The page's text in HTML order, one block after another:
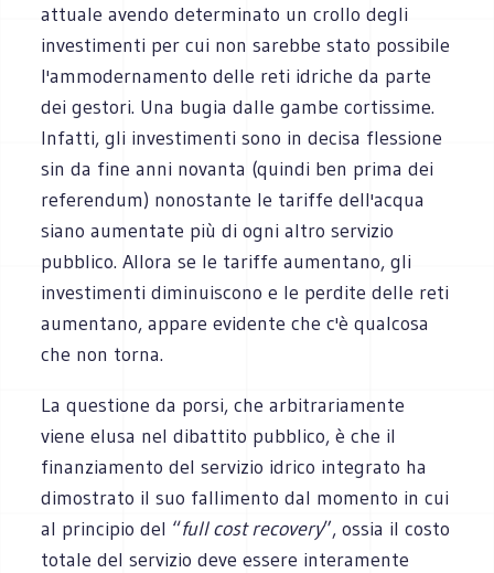
attuale avendo determinato un crollo degli
investimenti per cui non sarebbe stato possibile
l'ammodernamento delle reti idriche da parte
dei gestori. Una bugia dalle gambe cortissime.
Infatti, gli investimenti sono in decisa flessione
sin da fine anni novanta (quindi ben prima dei
referendum) nonostante le tariffe dell'acqua
siano aumentate più di ogni altro servizio
pubblico. Allora se le tariffe aumentano, gli
investimenti diminuiscono e le perdite delle reti
aumentano, appare evidente che c'è qualcosa
che non torna.
La questione da porsi, che arbitrariamente
viene elusa nel dibattito pubblico, è che il
finanziamento del servizio idrico integrato ha
dimostrato il suo fallimento dal momento in cui
al principio del “full cost recovery”, ossia il costo
totale del servizio deve essere interamente